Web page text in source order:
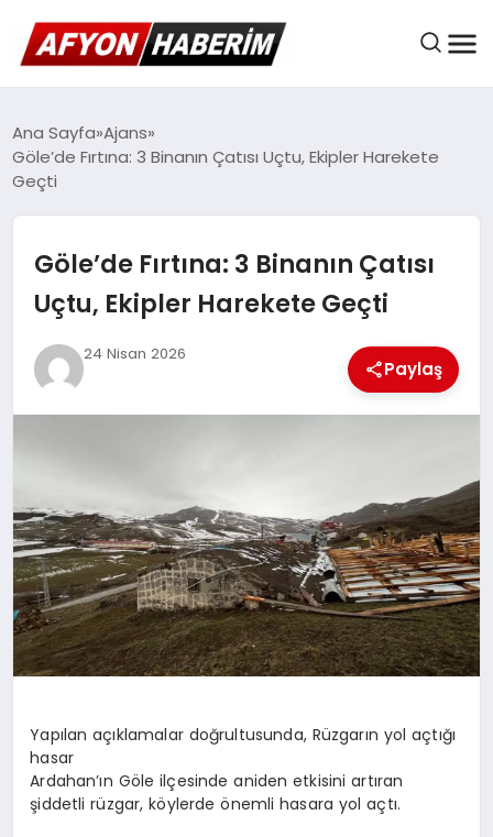
AFYON HABER
GÜNDEM
BELEDIYELER
EKONOMI
SPOR
MAGAZIN
TEKNOLOJI
Ana Sayfa Ajans
Göle’de Fırtına: 3 Binanın Çatısı Uçtu, Ekipler Harekete
Geçti
Göle’de Fırtına: 3 Binanın Çatısı
Uçtu, Ekipler Harekete Geçti
24 Nisan 2026
Paylaş
Yapılan açıklamalar doğrultusunda, Rüzgarın yol açtığı
hasar
Ardahan’ın Göle ilçesinde aniden etkisini artıran
şiddetli rüzgar, köylerde önemli hasara yol açtı.